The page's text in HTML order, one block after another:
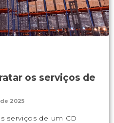
os serviços de
2025
serviços de um CD